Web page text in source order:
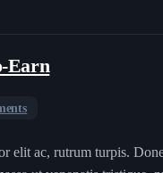
Earn
elit ac, rutrum turpis.